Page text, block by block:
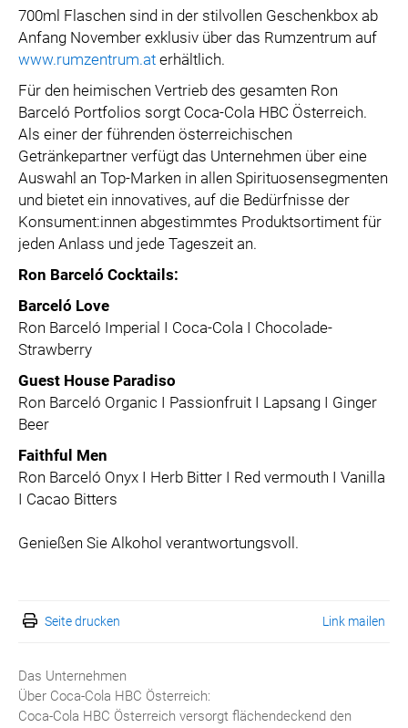
700ml Flaschen sind in der stilvollen Geschenkbox ab
Anfang November exklusiv über das Rumzentrum auf
www.rumzentrum.at erhältlich.
Für den heimischen Vertrieb des gesamten Ron
Barceló Portfolios sorgt Coca-Cola HBC Österreich.
Als einer der führenden österreichischen
Getränkepartner verfügt das Unternehmen über eine
Auswahl an Top-Marken in allen Spirituosensegmenten
und bietet ein innovatives, auf die Bedürfnisse der
Konsument:innen abgestimmtes Produktsortiment für
jeden Anlass und jede Tageszeit an.
Ron Barceló Cocktails:
Barceló Love
Ron Barceló Imperial I Coca-Cola I Chocolade-
Strawberry
Guest House Paradiso
Ron Barceló Organic I Passionfruit I Lapsang I Ginger
Beer
Faithful Men
Ron Barceló Onyx I Herb Bitter I Red vermouth I Vanilla
I Cacao Bitters
Genießen Sie Alkohol verantwortungsvoll.
Seite drucken Link mailen
Das Unternehmen
Über Coca-Cola HBC Österreich:
Coca-Cola HBC Österreich versorgt flächendeckend den